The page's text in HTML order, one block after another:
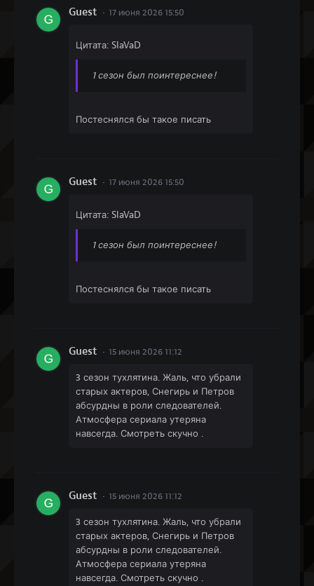
Guest 17 июня 2026 15:50
Цитата: SlaVaD
1 сезон был поинтереснее!
Постеснялся бы такое писать
Guest 17 июня 2026 15:50
Цитата: SlaVaD
1 сезон был поинтереснее!
Постеснялся бы такое писать
Guest 15 июня 2026 11:12
3 сезон тухлятина. Жаль, что убрали
старых актеров, Снегирь и Петров
абсурдны в роли следователей.
Атмосфера сериала утеряна
навсегда. Смотреть скучно .
Guest 15 июня 2026 11:12
3 сезон тухлятина. Жаль, что убрали
старых актеров, Снегирь и Петров
абсурдны в роли следователей.
Атмосфера сериала утеряна
навсегда. Смотреть скучно .